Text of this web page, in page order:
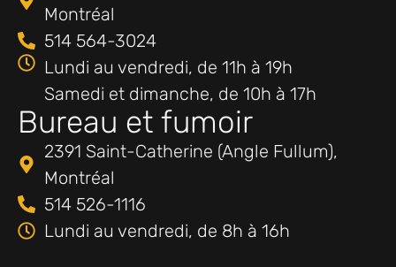
Montréal
514 564-3024
Lundi au vendredi, de 11h à 19h
Samedi et dimanche, de 10h à 17h
Bureau et fumoir
2391 Saint-Catherine (Angle Fullum),
Montréal
514 526-1116
Lundi au vendredi, de 8h à 16h